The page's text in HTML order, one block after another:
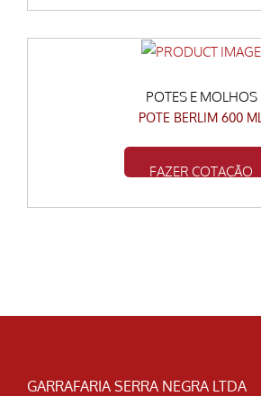
POTES E MOLHOS
POTE BERLIM 600 ML
FAZER COTAÇÃO
GARRAFARIA SERRA NEGRA LTDA